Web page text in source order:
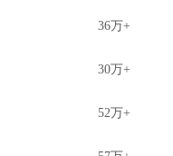
36万+
30万+
52万+